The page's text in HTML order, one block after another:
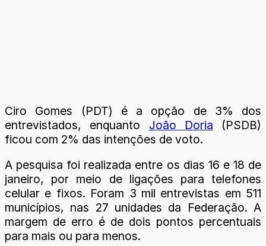
Ciro Gomes (PDT) é a opção de 3% dos
entrevistados, enquanto João Doria (PSDB)
ficou com 2% das intenções de voto.
A pesquisa foi realizada entre os dias 16 e 18 de
janeiro, por meio de ligações para telefones
celular e fixos. Foram 3 mil entrevistas em 511
municípios, nas 27 unidades da Federação. A
margem de erro é de dois pontos percentuais
para mais ou para menos.